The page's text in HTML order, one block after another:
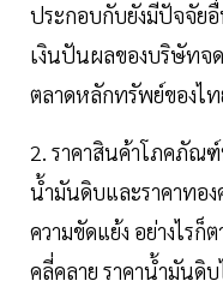
ประกอบกับยังมีปัจจัย
เงินปันผลของบริษัทจ
ตลาดหลักทรัพย์ของไ
2. ราคาสินค้าโภคภัณ
น้ำมันดิบและราคาทอ
ความขัดแย้ง อย่างไรก็
คลี่คลาย ราคาน้ำมันดิ